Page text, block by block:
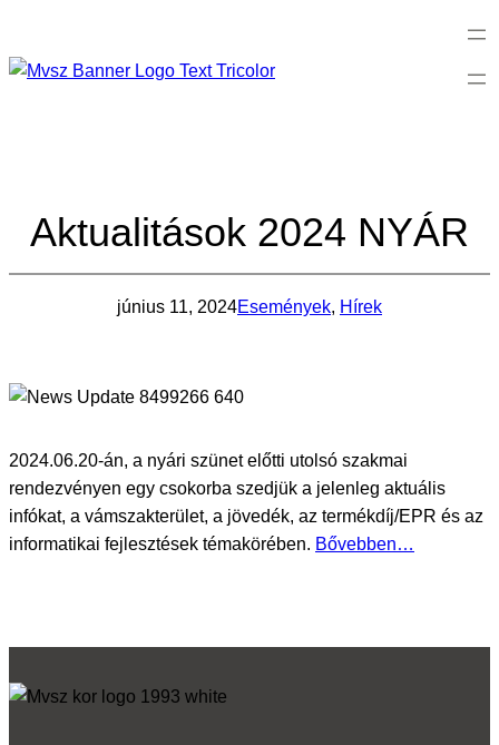
tartalomhoz
Aktualitások 2024 NYÁR
június 11, 2024Események, Hírek
2024.06.20-án, a nyári szünet előtti utolsó szakmai
rendezvényen egy csokorba szedjük a jelenleg aktuális
infókat, a vámszakterület, a jövedék, az termékdíj/EPR és az
informatikai fejlesztések témakörében. Bővebben…